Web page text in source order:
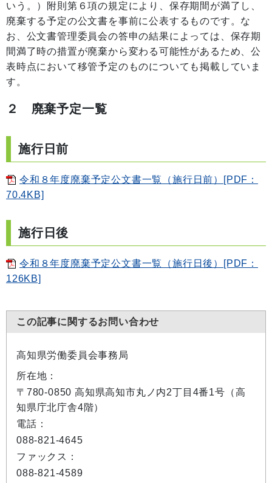
いう。）附則第６項の規定により、保存期間が満了し、
廃棄する予定の公文書を事前に公表するものです。な
お、公文書管理委員会の答申の結果によっては、保存期
間満了時の措置が廃棄から変わる可能性があるため、公
表時点において移管予定のものについても掲載していま
す。
２ 廃棄予定一覧
施行日前
令和８年度廃棄予定公文書一覧（施行日前）[PDF：
70.4KB]
施行日後
令和８年度廃棄予定公文書一覧（施行日後）[PDF：
126KB]
この記事に関するお問い合わせ
高知県労働委員会事務局
所在地：
〒780-0850 高知県高知市丸ノ内2丁目4番1号（高
知県庁北庁舎4階）
電話：
088-821-4645
ファックス：
088-821-4589